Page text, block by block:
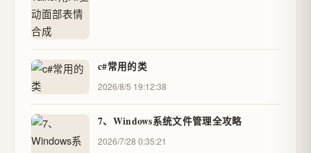
c#常用的类
2026/8/5 19:12:38
7、Windows系统文件管理全攻略
2026/7/28 0:35:21